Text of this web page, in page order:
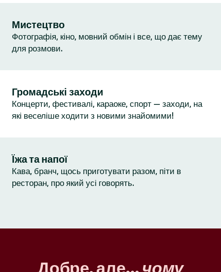
Мистецтво
Фотографія, кіно, мовний обмін і все, що дає тему
для розмови.
Громадські заходи
Концерти, фестивалі, караоке, спорт — заходи, на
які веселіше ходити з новими знайомими!
Їжа та напої
Кава, бранч, щось приготувати разом, піти в
ресторан, про який усі говорять.